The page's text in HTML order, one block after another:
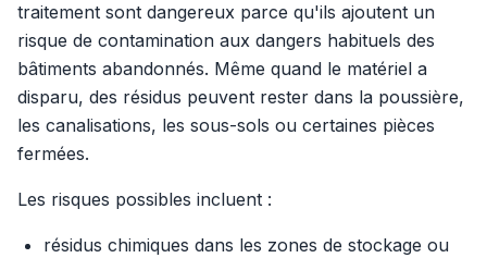
traitement sont dangereux parce qu'ils ajoutent un
risque de contamination aux dangers habituels des
bâtiments abandonnés. Même quand le matériel a
disparu, des résidus peuvent rester dans la poussière,
les canalisations, les sous-sols ou certaines pièces
fermées.
Les risques possibles incluent :
résidus chimiques dans les zones de stockage ou